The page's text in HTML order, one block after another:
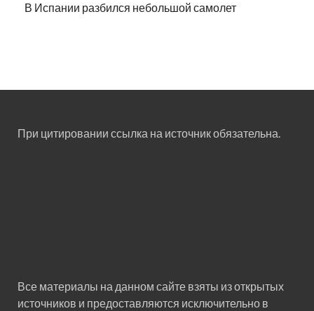
В Испании разбился небольшой самолет
При цитировании ссылка на источник обязательна.
Все материалы на данном сайте взяты из открытых
источников и предоставляются исключительно в